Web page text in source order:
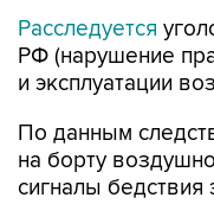
Расследуется
РФ (нарушение
и эксплуатации
По данным
на борту
сигналы